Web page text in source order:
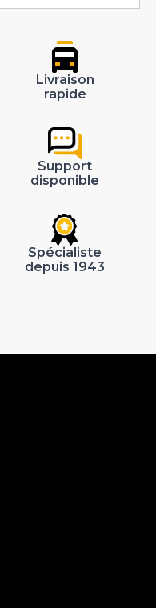
Livraison
rapide
Support
disponible
Spécialiste
depuis 1943